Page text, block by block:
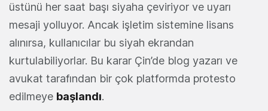
üstünü her saat başı siyaha çeviriyor ve uyarı
mesaji yolluyor. Ancak işletim sistemine lisans
alınırsa, kullanıcılar bu siyah ekrandan
kurtulabiliyorlar. Bu karar Çin’de blog yazarı ve
avukat tarafından bir çok platformda protesto
edilmeye başlandı.